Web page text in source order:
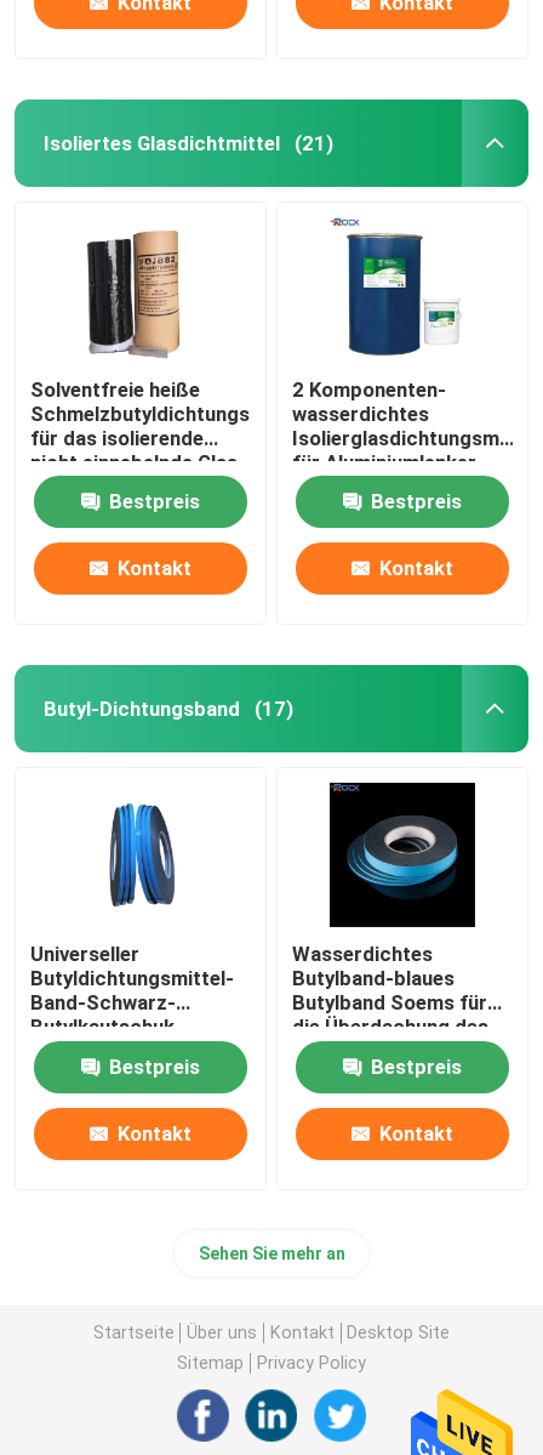
Isoliertes Glasdichtmittel (21)
Solventfreie heiße
Schmelzbutyldichtungsmittel
für das isolierende
nicht einnebelnde Glas
Bestpreis
Kontakt
2 Komponenten-
wasserdichtes
Isolierglasdichtungsmittel
für Aluminiumlenker
Bestpreis
Kontakt
Butyl-Dichtungsband (17)
Universeller
Butyldichtungsmittel-
Band-Schwarz-
Butylkautschuk-
Streifen
Bestpreis
Kontakt
Wasserdichtes
Butylband-blaues
Butylband Soems für
die Überdachung des
isolierenden Glases
Bestpreis
Kontakt
Sehen Sie mehr an
Startseite Über uns Kontakt
Desktop Site
Sitemap
Privacy Policy